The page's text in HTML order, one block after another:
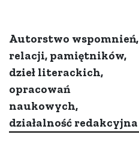
Autorstwo wspomnień,
relacji, pamiętników,
dzieł literackich,
opracowań
naukowych,
działalność redakcyjna